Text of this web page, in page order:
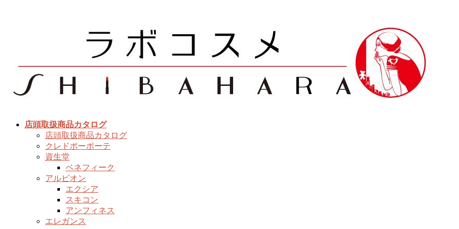
店頭取扱商品カタログ
店頭取扱商品カタログ
クレドポーボーテ
資生堂
ベネフィーク
アルビオン
エクシア
スキコン
アンフィネス
エレガンス